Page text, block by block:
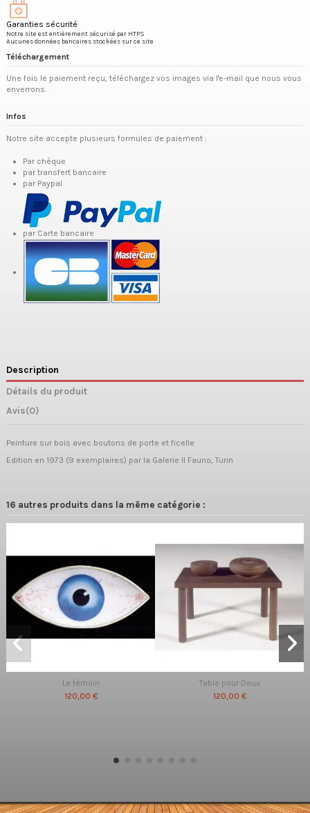
Garanties sécurité
Notre site est entièrement sécurisé par HTPS
Aucunes données bancaires stockées sur ce site
Téléchargement
Une fois le paiement reçu, téléchargez vos images via l'e-mail que nous vous
enverrons.
Infos
Notre site accepte plusieurs formules de paiement :
Par chèque
par transfert bancaire
par Paypal
par Carte bancaire
Description
Détails du produit
Avis(0)
Peinture sur bois avec boutons de porte et ficelle
Edition en 1973 (9 exemplaires) par la Galerie Il Fauno, Turin
16 autres produits dans la même catégorie :
Le témoin
120,00 €
Table pour Deux
120,00 €